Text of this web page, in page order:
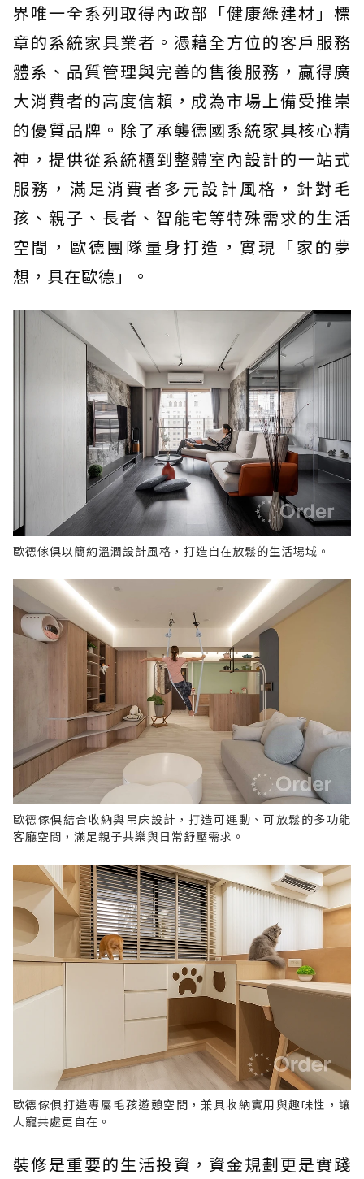
界唯一全系列取得內政部「健康綠建材」標
章的系統家具業者。憑藉全方位的客戶服務
體系、品質管理與完善的售後服務，贏得廣
大消費者的高度信賴，成為市場上備受推崇
的優質品牌。除了承襲德國系統家具核心精
神，提供從系統櫃到整體室內設計的一站式
服務，滿足消費者多元設計風格，針對毛
孩、親子、長者、智能宅等特殊需求的生活
空間，歐德團隊量身打造，實現「家的夢
想，具在歐德」。
歐德傢俱以簡約溫潤設計風格，打造自在放鬆的生活場域。
歐德傢俱結合收納與吊床設計，打造可運動、可放鬆的多功能
客廳空間，滿足親子共樂與日常舒壓需求。
歐德傢俱打造專屬毛孩遊憩空間，兼具收納實用與趣味性，讓
人寵共處更自在。
裝修是重要的生活投資，資金規劃更是實踐